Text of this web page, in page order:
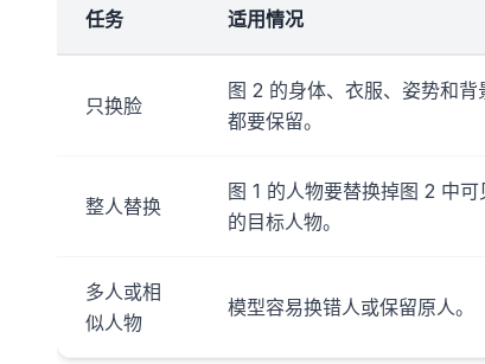
任务 适用情况
只换脸
图 2 的身体、衣服、姿势和背
都要保留。
整人替换
图 1 的人物要替换掉图 2 中可
的目标人物。
多人或相
似人物
模型容易换错人或保留原人。